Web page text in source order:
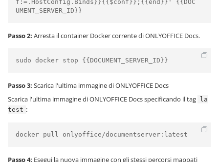
f:=.HostConfig.Binds}}{{$conf}};{{end}}' {{DOC
UMENT_SERVER_ID}}
Passo 2: Arresta il container Docker corrente di ONLYOFFICE Docs.
sudo docker stop {{DOCUMENT_SERVER_ID}}
Passo 3: Scarica l'ultima immagine di ONLYOFFICE Docs
Scarica l'ultima immagine di ONLYOFFICE Docs specificando il tag
la
test :
docker pull onlyoffice/documentserver:latest
Passo 4: Esegui la nuova immagine con gli stessi percorsi mappati